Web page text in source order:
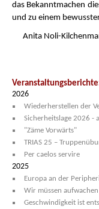
das Bekanntmachen
und zu einem
Anita Noli-
2026
Wiederherstellen der
Sicherheitslage 2026 -
"Zäme Vorwärts"
TRIAS 25 –
Per caelos servire
2025
Europa an der
Wir müssen
Geschwindigkeit ist